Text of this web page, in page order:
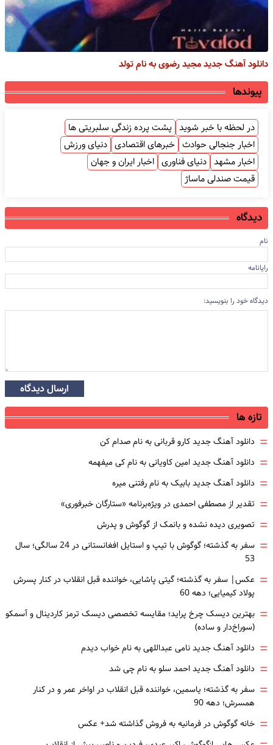
دانلود آهنگ جدید مجید رضوی به نام تولد
پیوندها
در لحظه با خبر شوید پشت پرده زندگی سلبریتی ها
اخبار جنجالی حوادث خبرهای اقتصادی دنیای ورزش
اخبار مشهد دنیای فناوری اخبار ایران و جهان
قیمت صندلی ماساژ
دیدگاه
نام
رایانامه
دیدگاه خود را بنویسید:
ارسال دیدگاه
تازه ها
= دانلود آهنگ جدید کارو قربانی به نام صدام کن
= دانلود آهنگ جدید امین کاویانی به نام کی میفهمه
= دانلود آهنگ جدید بابیک به نام رفتنی میره
= تقدیر از مصطفی احمدی در ویژه‌برنامه «ستارگان خبرفوری»
= تصویری دیده نشده و بانمک از گوگوش و پدرش
=
سفر به گذشته؛ گوگوش با تیپ و استایل افغانستانی در 24 سالگی؛ سال
53
= عکس| سفر به گذشته؛ گیتی پاشایی، خواننده قبل انقلاب در کنار پسرش
پولاد کیمیایی؛ دهه 60
= بهترین دیسک چرخ پراید؛ مقایسه تخصصی دیسک ترمز کاردینال و آسمکو
(سوراخ‌دار و ساده)
= دانلود آهنگ جدید نامی عبداللهی به نام خواب دیدم
= دانلود آهنگ جدید احمد سلو به نام چی شد
= سفر به گذشته؛ یاسمین، خواننده قبل انقلاب در اواخر عمر و در کنار
همسرش؛ دهه 90
= خانه گوگوش در فرمانیه به فروش گذاشته شد+ عکس